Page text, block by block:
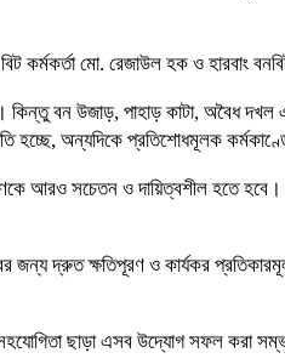
মো. রেজাউল হক ও হারবাং
বন উজাড়, পাহাড় কাটা, অবৈধ দখল
হচ্ছে, অন্যদিকে প্রতিশোধমূলক
আরও সচেতন ও দায়িত্বশীল হতে
জন্য দ্রুত ক্ষতিপূরণ ও কার্যকর
সহযোগিতা ছাড়া এসব উদ্যোগ সফল করা